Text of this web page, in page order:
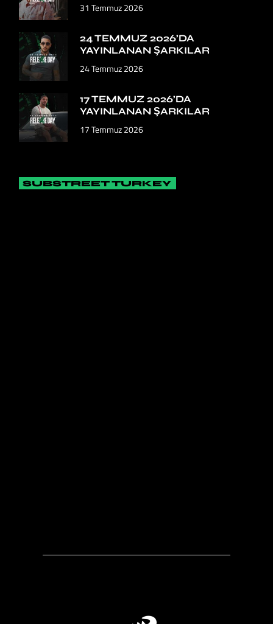
31 Temmuz 2026
24 TEMMUZ 2026’DA
YAYINLANAN ŞARKILAR
24 Temmuz 2026
17 TEMMUZ 2026’DA
YAYINLANAN ŞARKILAR
17 Temmuz 2026
SUBSTREET TURKEY